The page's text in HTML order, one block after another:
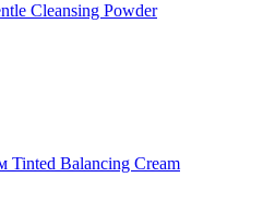
Cleansing Powder
Balancing Cream